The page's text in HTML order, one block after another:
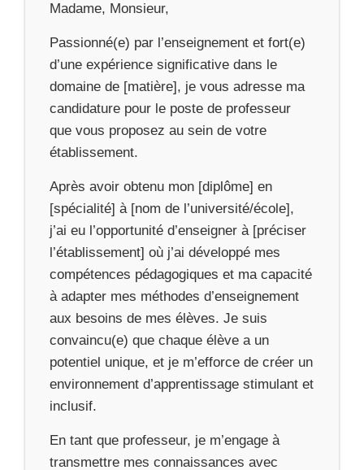
Madame, Monsieur,
Passionné(e) par l’enseignement et fort(e)
d’une expérience significative dans le
domaine de [matière], je vous adresse ma
candidature pour le poste de professeur
que vous proposez au sein de votre
établissement.
Après avoir obtenu mon [diplôme] en
[spécialité] à [nom de l’université/école],
j’ai eu l’opportunité d’enseigner à [préciser
l’établissement] où j’ai développé mes
compétences pédagogiques et ma capacité
à adapter mes méthodes d’enseignement
aux besoins de mes élèves. Je suis
convaincu(e) que chaque élève a un
potentiel unique, et je m’efforce de créer un
environnement d’apprentissage stimulant et
inclusif.
En tant que professeur, je m’engage à
transmettre mes connaissances avec